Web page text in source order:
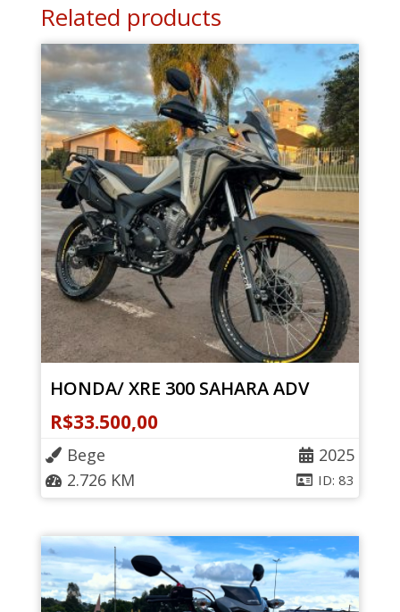
Related products
HONDA/ XRE 300 SAHARA ADV
R$33.500,00
2025
Bege
ID: 83
2.726 KM